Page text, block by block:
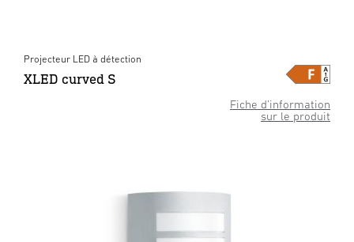
Fiche d’information
sur le produit
Projecteur LED à détection
XLED curved S